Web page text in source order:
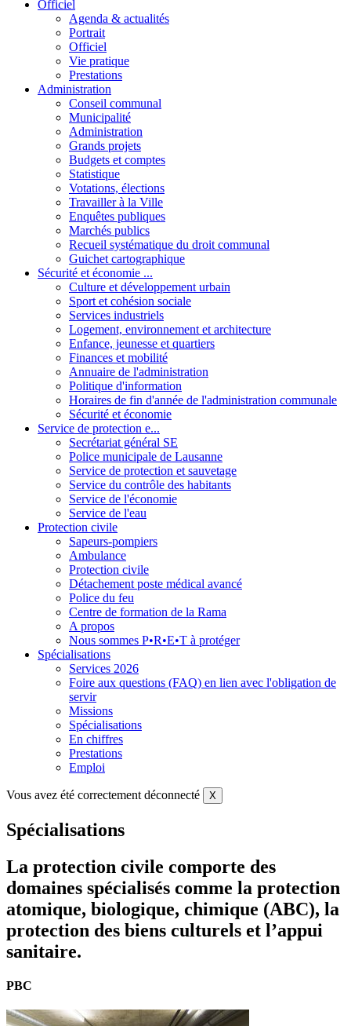
Officiel
Agenda & actualités
Portrait
Officiel
Vie pratique
Prestations
Administration
Conseil communal
Municipalité
Administration
Grands projets
Budgets et comptes
Statistique
Votations, élections
Travailler à la Ville
Enquêtes publiques
Marchés publics
Recueil systématique du droit communal
Guichet cartographique
Sécurité et économie ...
Culture et développement urbain
Sport et cohésion sociale
Services industriels
Logement, environnement et architecture
Enfance, jeunesse et quartiers
Finances et mobilité
Annuaire de l'administration
Politique d'information
Horaires de fin d'année de l'administration communale
Sécurité et économie
Service de protection e...
Secrétariat général SE
Police municipale de Lausanne
Service de protection et sauvetage
Service du contrôle des habitants
Service de l'économie
Service de l'eau
Protection civile
Sapeurs-pompiers
Ambulance
Protection civile
Détachement poste médical avancé
Police du feu
Centre de formation de la Rama
A propos
Nous sommes P•R•E•T à protéger
Spécialisations
Services 2026
Foire aux questions (FAQ) en lien avec l'obligation de
servir
Missions
Spécialisations
En chiffres
Prestations
Emploi
Vous avez été correctement déconnecté X
Spécialisations
La protection civile comporte des
domaines spécialisés comme la protection
atomique, biologique, chimique (ABC), la
protection des biens culturels et l’appui
sanitaire.
PBC